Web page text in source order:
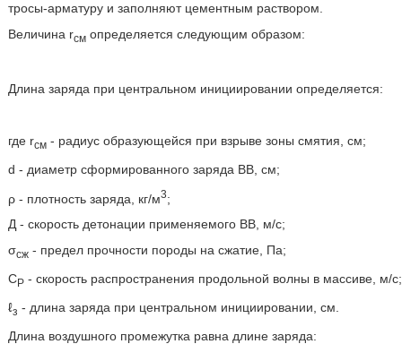
тросы-арматуру и заполняют цементным раствором.
Величина rсмопределяется следующим образом:
Длина заряда при центральном инициировании определяется:
где rсм- радиус образующейся при взрыве зоны смятия, см;
d - диаметр сформированного заряда ВВ, см;
ρ - плотность заряда, кг/м3;
Д - скорость детонации применяемого ВВ, м/с;
σсж- предел прочности породы на сжатие, Па;
СP- скорость распространения продольной волны в массиве, м/с;
ℓз - длина заряда при центральном инициировании, см.
Длина воздушного промежутка равна длине заряда: